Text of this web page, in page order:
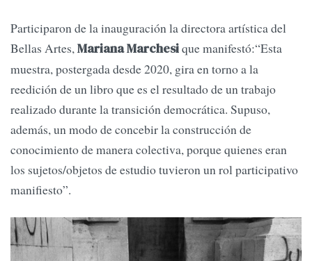
Participaron de la inauguración la directora artística del
Bellas Artes,Mariana Marchesique manifestó:“Esta
muestra, postergada desde 2020, gira en torno a la
reedición de un libro que es el resultado de un trabajo
realizado durante la transición democrática. Supuso,
además, un modo de concebir la construcción de
conocimiento de manera colectiva, porque quienes eran
los sujetos/objetos de estudio tuvieron un rol participativo
manifiesto”.